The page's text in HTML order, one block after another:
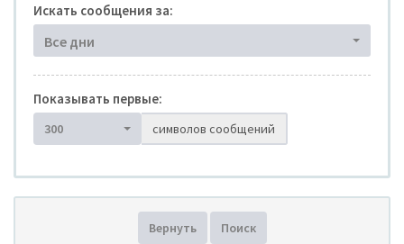
Искать сообщения за:
Все дни
Показывать первые:
300 символов сообщений
Вернуть Поиск